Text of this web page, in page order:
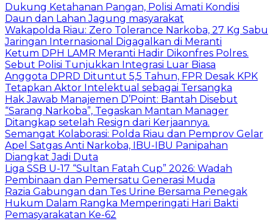
Dukung Ketahanan Pangan, Polisi Amati Kondisi
Daun dan Lahan Jagung masyarakat
Wakapolda Riau: Zero Tolerance Narkoba, 27 Kg Sabu
Jaringan Internasional Digagalkan di Meranti
Ketum DPH LAMR Meranti Hadir Dikonfres Polres.
Sebut Polisi Tunjukkan Integrasi Luar Biasa
Anggota DPRD Dituntut 5,5 Tahun, FPR Desak KPK
Tetapkan Aktor Intelektual sebagai Tersangka
Hak Jawab Manajemen D’Point: Bantah Disebut
“Sarang Narkoba”, Tegaskan Mantan Manager
Ditangkap setelah Resign dari Kerjaannya.
Semangat Kolaborasi: Polda Riau dan Pemprov Gelar
Apel Satgas Anti Narkoba, IBU-IBU Panipahan
Diangkat Jadi Duta
Liga SSB U-17 “Sultan Fatah Cup” 2026: Wadah
Pembinaan dan Pemersatu Generasi Muda
Razia Gabungan dan Tes Urine Bersama Penegak
Hukum Dalam Rangka Memperingati Hari Bakti
Pemasyarakatan Ke-62